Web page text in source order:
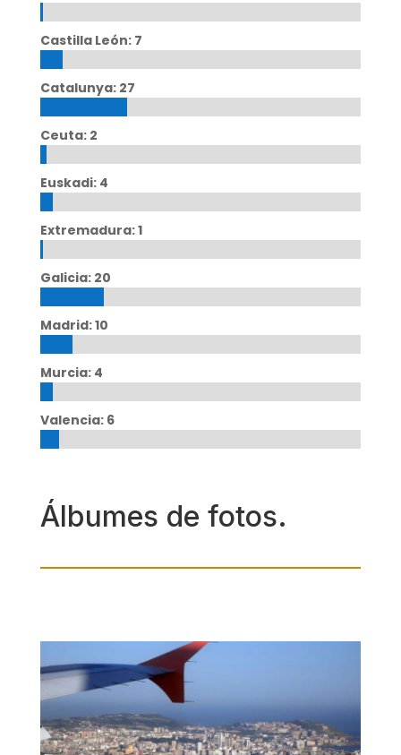
Castilla León: 7
Catalunya: 27
Ceuta: 2
Euskadi: 4
Extremadura: 1
Galicia: 20
Madrid: 10
Murcia: 4
Valencia: 6
Álbumes de fotos.